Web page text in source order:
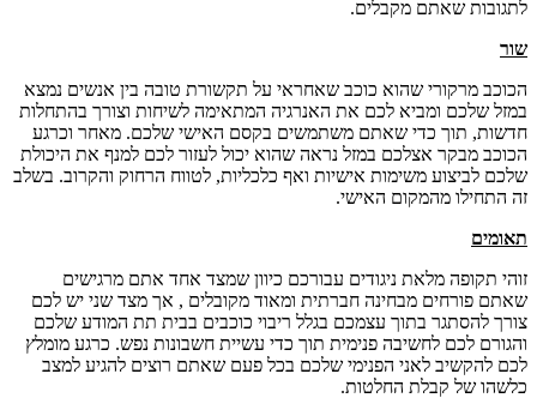
לתגובות שאתם מקבלים.
שור
הכוכב מרקורי שהוא כוכב שאחראי על תקשורת טובה בין אנשים נמצא
במזל שלכם ומביא לכם את האנרגיה המתאימה לשיחות וצורך בהתחלות
חדשות, תוך כדי שאתם משתמשים בקסם האישי שלכם. מאחר וכרגע
הכוכב מבקר אצלכם במזל נראה שהוא יכול לעזור לכם למנף את היכולת
שלכם לביצוע משימות אישיות ואף כלכליות, לטווח הרחוק והקרוב. בשלב
זה התחילו מהמקום האישי.
תאומים
זוהי תקופה מלאת ניגודים עבורכם כיוון שמצד אחד אתם מרגישים
שאתם פורחים מבחינה חברתית ומאוד מקובלים , אך מצד שני יש לכם
צורך להסתגר בתוך עצמכם בגלל ריבוי כוכבים בבית תת המודע שלכם
והגורם לכם לחשיבה פנימית תוך כדי עשיית חשבונות נפש. כרגע מומלץ
לכם להקשיב לאני הפנימי שלכם בכל פעם שאתם רוצים להגיע למצב
כלשהו של קבלת החלטות.